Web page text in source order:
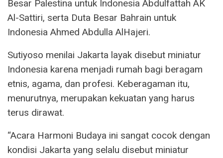
Besar Palestina untuk Indonesia Abdulfattah AK
Al-Sattiri, serta Duta Besar Bahrain untuk
Indonesia Ahmed Abdulla AlHajeri.
Sutiyoso menilai Jakarta layak disebut miniatur
Indonesia karena menjadi rumah bagi beragam
etnis, agama, dan profesi. Keberagaman itu,
menurutnya, merupakan kekuatan yang harus
terus dirawat.
“Acara Harmoni Budaya ini sangat cocok dengan
kondisi Jakarta yang selalu disebut miniatur